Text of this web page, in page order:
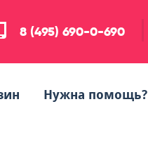
8 (495) 690-0-690
Нужна помощь?